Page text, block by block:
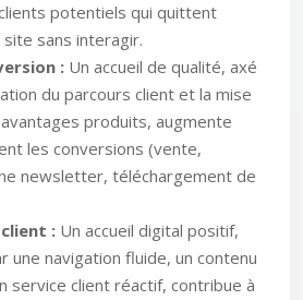
potentiels qui quittent
sans interagir.
: Un accueil de qualité, axé
du parcours client et la mise
produits, augmente
les conversions (vente,
newsletter, téléchargement de
: Un accueil digital positif,
une navigation fluide, un contenu
service client réactif, contribue à